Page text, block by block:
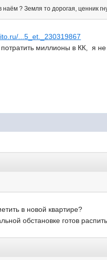
? Земля то дорогая, ценник
...5_et._230319867
миллионы в КК, я
в новой квартире?
обстановке готов